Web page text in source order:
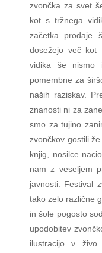
zvončka za svet
kot s tržnega
začetka prodaje
dosežejo več kot
vidika še nismo
pomembne za
naših raziskav.
znanosti ni za
smo za tujino
zvončkov gostili
knjig, nosilce
nam z veseljem
javnosti. Festival
tako zelo različne
in šole pogosto
upodobitev
ilustracijo v živo